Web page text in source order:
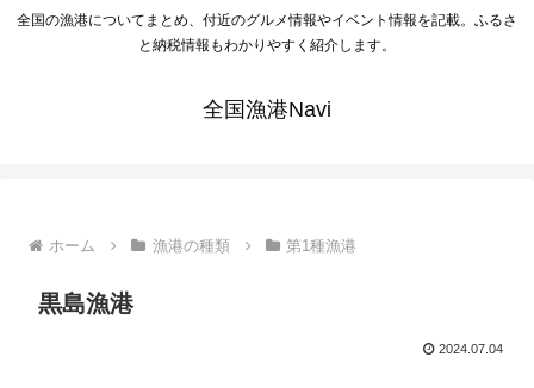
全国の漁港についてまとめ、付近のグルメ情報やイベント情報を記載。ふるさ
と納税情報もわかりやすく紹介します。
全国漁港Navi
ホーム 漁港の種類 第1種漁港
黒島漁港
2024.07.04